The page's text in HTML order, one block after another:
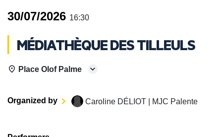
30/07/2026 16:30
MÉDIATHÈQUE DES TILLEULS
Place Olof Palme
Organized by Caroline DÉLIOT | MJC Palente